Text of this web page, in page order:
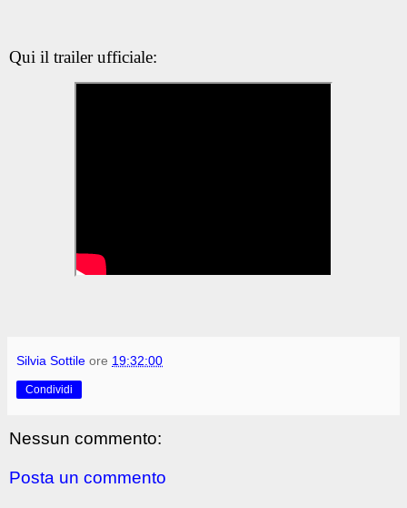
Qui il trailer ufficiale:
Silvia Sottile ore 19:32:00
Condividi
Nessun commento:
Posta un commento